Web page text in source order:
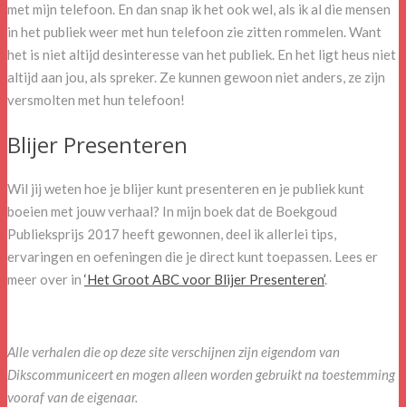
met mijn telefoon. En dan snap ik het ook wel, als ik al die mensen
in het publiek weer met hun telefoon zie zitten rommelen. Want
het is niet altijd desinteresse van het publiek. En het ligt heus niet
altijd aan jou, als spreker. Ze kunnen gewoon niet anders, ze zijn
versmolten met hun telefoon!
Blijer Presenteren
Wil jij weten hoe je blijer kunt presenteren en je publiek kunt
boeien met jouw verhaal? In mijn boek dat de Boekgoud
Publieksprijs 2017 heeft gewonnen, deel ik allerlei tips,
ervaringen en oefeningen die je direct kunt toepassen. Lees er
meer over in ‘Het Groot ABC voor Blijer Presenteren’.
Alle verhalen die op deze site verschijnen zijn eigendom van
Dikscommuniceert en mogen alleen worden gebruikt na toestemming
vooraf van de eigenaar.